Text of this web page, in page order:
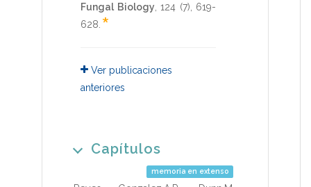
Fungal Biology 124 (7), 619-
628 *
Ver publicaciones
anteriores
Capítulos
memoria en extenso